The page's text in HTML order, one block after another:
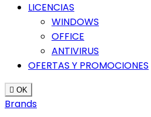
LICENCIAS
WINDOWS
OFFICE
ANTIVIRUS
OFERTAS Y PROMOCIONES
 OK
Brands